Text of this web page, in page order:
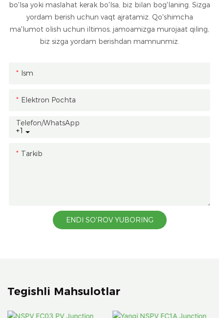
bo'lsa yoki maslahat kerak bo'lsa, biz bilan bog'laning. Sizga
yordam berish uchun vaqt ajratamiz. Qo'shimcha
ma'lumot olish uchun iltimos, jamoamizga murojaat qiling,
biz sizga yordam berishdan mamnunmiz.
Ism
Elektron Pochta
+1
Telefon/whatsApp
Tarkib
ENDI SO'ROV YUBORING
Tegishli Mahsulotlar